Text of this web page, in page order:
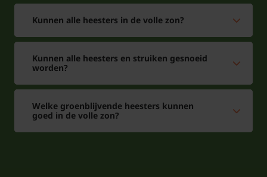
Kunnen alle heesters in de volle zon?
Kunnen alle heesters en struiken gesnoeid
worden?
Welke groenblijvende heesters kunnen
goed in de volle zon?